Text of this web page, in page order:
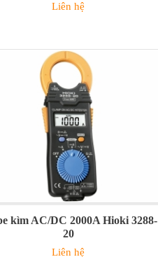
Liên hệ
kìm AC/DC 2000A Hioki 3288-
20
Liên hệ